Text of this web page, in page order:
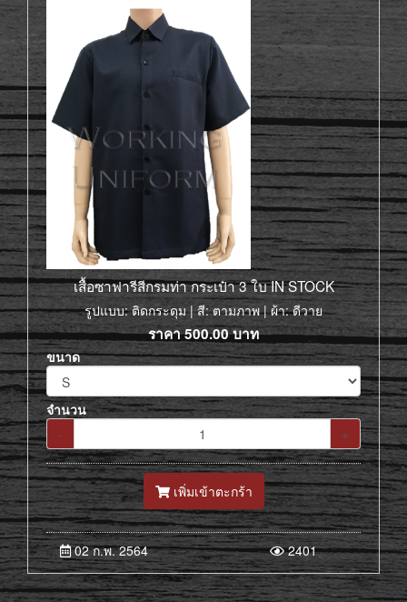
เสื้อซาฟารีสีกรมท่า กระเป๋า 3 ใบ IN STOCK
รูปแบบ: ติดกระดุม | สี: ตามภาพ | ผ้า: ดีวาย
ราคา500.00บาท
ขนาด
จำนวน
-
+
เพิ่มเข้าตะกร้า
02 ก.พ. 2564 2401